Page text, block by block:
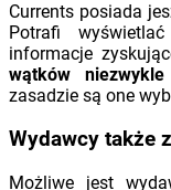
Currents posiada
Potrafi
informacje
wątków
zasadzie są one
Wydawcy także
Możliwe jest